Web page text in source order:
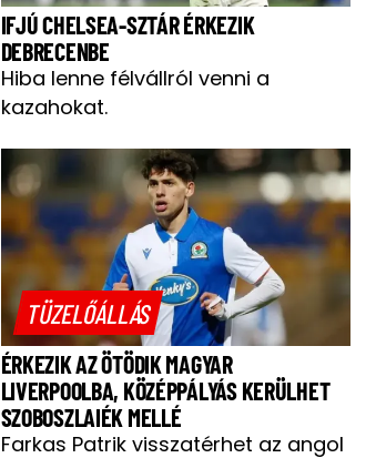
IFJÚ CHELSEA-SZTÁR ÉRKEZIK
DEBRECENBE
Hiba lenne félvállról venni a
kazahokat.
TÜZELŐÁLLÁS
ÉRKEZIK AZ ÖTÖDIK MAGYAR
LIVERPOOLBA, KÖZÉPPÁLYÁS KERÜLHET
SZOBOSZLAIÉK MELLÉ
Farkas Patrik visszatérhet az angol